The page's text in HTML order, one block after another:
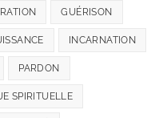
GUÉRISON
INCARNATION
PARDON
SPIRITUELLE